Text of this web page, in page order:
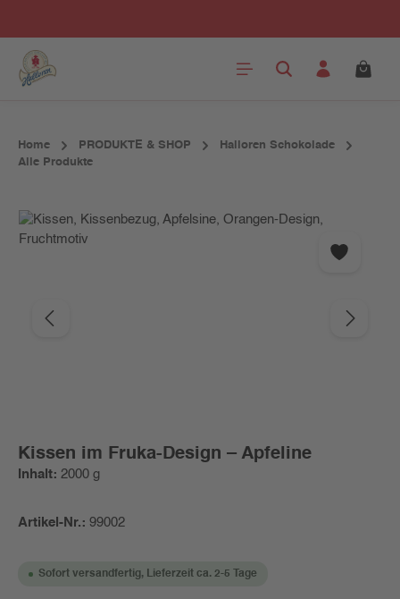
Home PRODUKTE & SHOP
Halloren Schokolade
Alle Produkte
Bildergalerie überspringen
Kissen im Fruka-Design – Apfeline
Inhalt: 2000 g
Artikel-Nr.: 99002
Sofort versandfertig, Lieferzeit ca. 2-5 Tage